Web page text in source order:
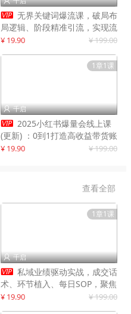
 无界关键词爆流课，破局布
局逻辑、阶段精准引流，实现流
量翻倍，店铺业绩增长50%+
¥ 19.90 ¥ 199.00
1章1课
 千启
 2025小红书爆量会线上课
(更新) ：0到1打造高收益带货账
号，靠小红书带货年入100w？
¥ 19.90 ¥ 199.00
查看全部
1章1课
 千启
 私域业绩驱动实战，成交话
术、环节植入、每日SOP，聚焦
增长，驱动营收持续突破
¥ 19.90 ¥ 199.00